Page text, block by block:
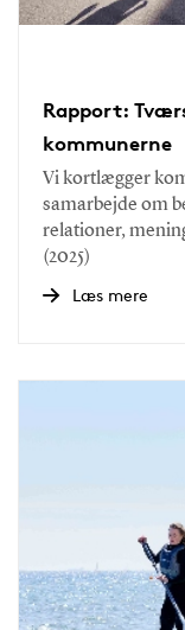
Rapport:
kommunerne
Vi kortlægger
samarbejde om
relationer,
(2025)
Læs mere